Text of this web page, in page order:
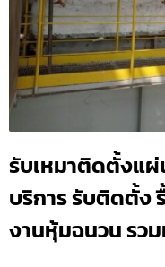
รับเหมาติดตั้งแ
บริการ รับติดตั้ง
งานหุ้มฉนวน รว